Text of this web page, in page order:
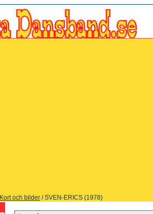
Kort och bilder / SVEN-ERICS (1978)